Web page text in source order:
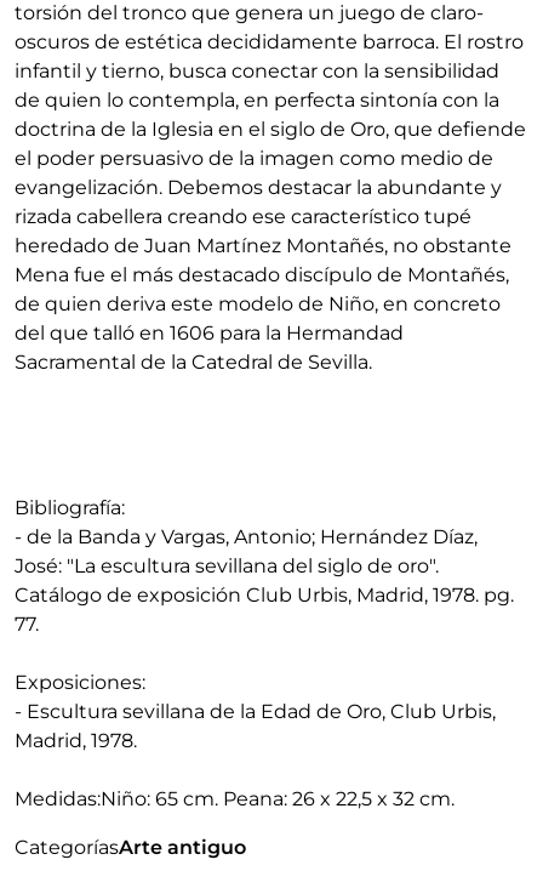
torsión del tronco que genera un juego de claro-
oscuros de estética decididamente barroca. El rostro
infantil y tierno, busca conectar con la sensibilidad
de quien lo contempla, en perfecta sintonía con la
doctrina de la Iglesia en el siglo de Oro, que defiende
el poder persuasivo de la imagen como medio de
evangelización. Debemos destacar la abundante y
rizada cabellera creando ese característico tupé
heredado de Juan Martínez Montañés, no obstante
Mena fue el más destacado discípulo de Montañés,
de quien deriva este modelo de Niño, en concreto
del que talló en 1606 para la Hermandad
Sacramental de la Catedral de Sevilla.
Bibliografía:
- de la Banda y Vargas, Antonio; Hernández Díaz,
José: "La escultura sevillana del siglo de oro".
Catálogo de exposición Club Urbis, Madrid, 1978. pg.
77.
Exposiciones:
- Escultura sevillana de la Edad de Oro, Club Urbis,
Madrid, 1978.
Medidas:Niño: 65 cm. Peana: 26 x 22,5 x 32 cm.
CategoríasArte antiguo